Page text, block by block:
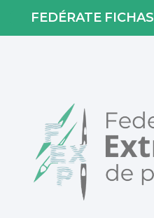
FEDÉRATE FICHAS